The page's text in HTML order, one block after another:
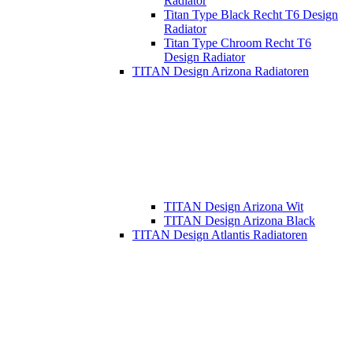
Titan Type Black Recht T6 Design
Radiator
Titan Type Chroom Recht T6
Design Radiator
TITAN Design Arizona Radiatoren
TITAN Design Arizona Wit
TITAN Design Arizona Black
TITAN Design Atlantis Radiatoren